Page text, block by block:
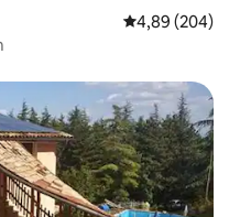
Средна
4,89 (204)